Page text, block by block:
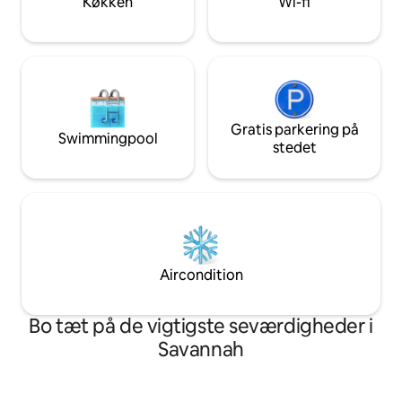
Swimmingpool
Gratis parkering på
stedet
Aircondition
Bo tæt på de vigtigste seværdigheder i
Savannah